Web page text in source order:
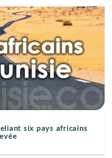
six pays africains